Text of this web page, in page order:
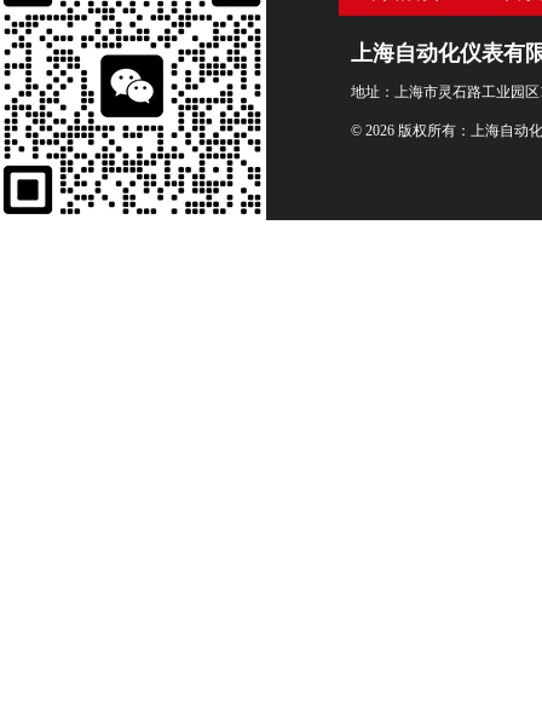
上海自动化仪表有
地址：上海市灵石路工业园区
© 2026 版权所有：上海自动